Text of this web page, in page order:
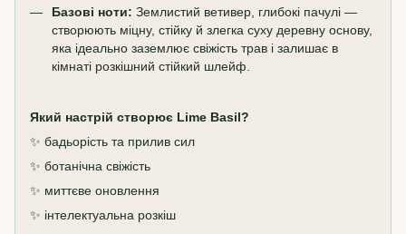
Базові ноти: Землистий ветивер, глибокі пачулі —
створюють міцну, стійку й злегка суху деревну основу,
яка ідеально заземлює свіжість трав і залишає в
кімнаті розкішний стійкий шлейф.
Який настрій створює Lime Basil?
✨ бадьорість та прилив сил
✨ ботанічна свіжість
✨ миттєве оновлення
✨ інтелектуальна розкіш